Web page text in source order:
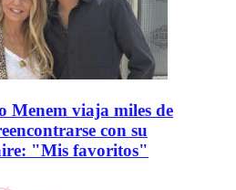
Menem viaja miles de
con su
"Mis favoritos"